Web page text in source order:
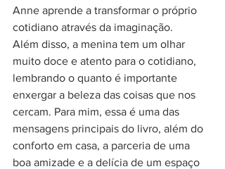
Anne aprende a transformar o próprio
cotidiano através da imaginação.
Além disso, a menina tem um olhar
muito doce e atento para o cotidiano,
lembrando o quanto é importante
enxergar a beleza das coisas que nos
cercam. Para mim, essa é uma das
mensagens principais do livro, além do
conforto em casa, a parceria de uma
boa amizade e a delícia de um espaço